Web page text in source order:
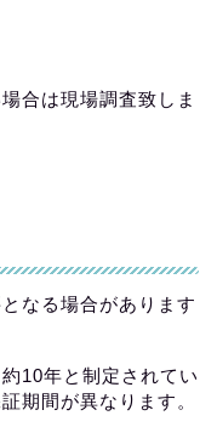
合は現場調査致しま
なる場合があります
10年と制定されてい
期間が異なります。